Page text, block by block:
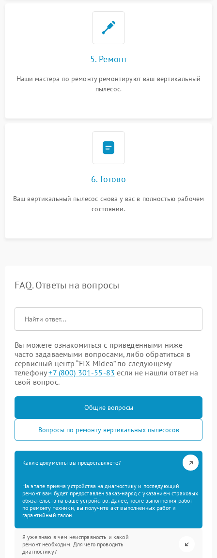
5. Ремонт
Наши мастера по ремонту ремонтируют ваш вертикальный
пылесос.
6. Готово
Ваш вертикальный пылесос снова у вас в полностью рабочем
состоянии.
FAQ. Ответы на вопросы
Вы можете ознакомиться с приведенными ниже
часто задаваемыми вопросами, либо обратиться в
сервисный центр “FIX-Midea” по следующему
телефону+7 (800) 301-55-83 если не нашли ответ на
свой вопрос.
Общие вопросы
Вопросы по ремонту вертикальных пылесосов
Какие документы вы предоставляете?
На этапе приема устройства на диагностику и последующий
ремонт вам будет предоставлен заказ-наряд с указанием страховых
обязательств на ваше устройство. Далее, после выполнения работ
по ремонту техники, вы получите акт выполненных работ и
гарантийный талон.
Я уже знаю в чем неисправность и какой
ремонт необходим. Для чего проводить
диагностику?